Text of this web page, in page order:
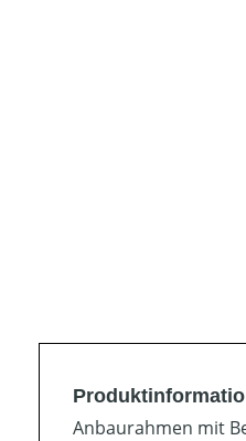
Anbaurahmen mit